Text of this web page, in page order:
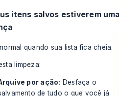
itens salvos estiverem
quando sua lista fica cheia.
limpeza:
por ação: Desfaça o
de tudo o que você já